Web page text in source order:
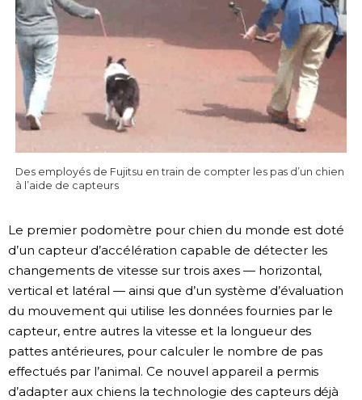
Des employés de Fujitsu en train de compter les pas d’un chien
à l’aide de capteurs
Le premier podomètre pour chien du monde est doté
d’un capteur d’accélération capable de détecter les
changements de vitesse sur trois axes — horizontal,
vertical et latéral — ainsi que d’un système d’évaluation
du mouvement qui utilise les données fournies par le
capteur, entre autres la vitesse et la longueur des
pattes antérieures, pour calculer le nombre de pas
effectués par l’animal. Ce nouvel appareil a permis
d’adapter aux chiens la technologie des capteurs déjà